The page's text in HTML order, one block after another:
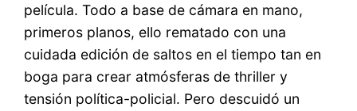
película. Todo a base de cámara en mano,
primeros planos, ello rematado con una
cuidada edición de saltos en el tiempo tan en
boga para crear atmósferas de thriller y
tensión política-policial. Pero descuidó un